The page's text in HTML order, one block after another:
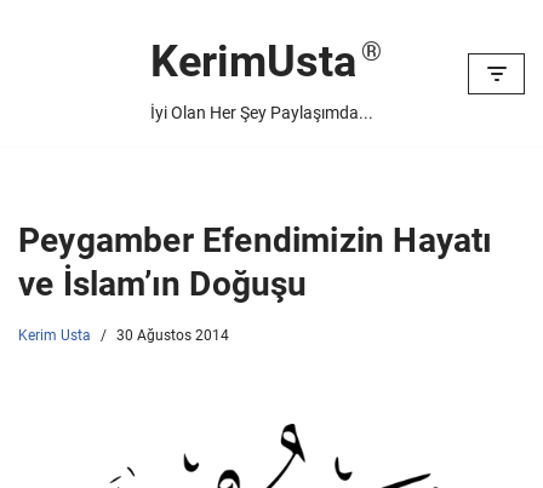
KerimUsta
İyi Olan Her Şey Paylaşımda...
Peygamber Efendimizin Hayatı
ve İslam’ın Doğuşu
Kerim Usta 30 Ağustos 2014